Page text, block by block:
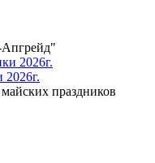
2026г.
праздников